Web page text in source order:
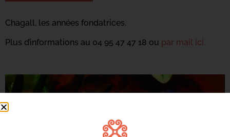
Chagall, les années fondatrices.
Plus d’informations au 04 95 47 47 18 ou par mail ici.